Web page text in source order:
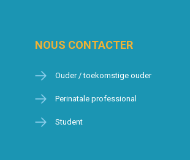
NOUS CONTACTER
Ouder / toekomstige ouder
Perinatale professional
Student